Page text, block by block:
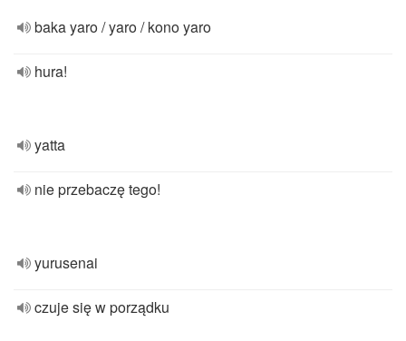
baka yaro / yaro / kono yaro
hura!
yatta
nie przebaczę tego!
yurusenai
czuje się w porządku